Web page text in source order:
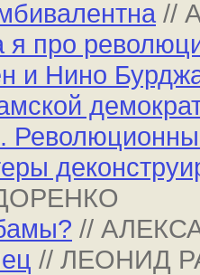
//
я про
и Нино
//
// ЛЕОНИД